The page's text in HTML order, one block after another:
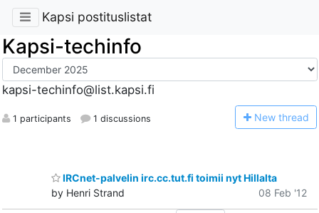
Kapsi postituslistat
Kapsi-techinfo
kapsi-techinfo@list.kapsi.fi
1 participants 1 discussions New thread
IRCnet-palvelin irc.cc.tut.fi toimii nyt Hillalta
by Henri Strand
08 Feb '12